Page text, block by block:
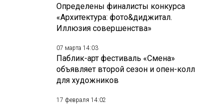
Определены финалисты конкурса
«Архитектура: фото&диджитал.
Иллюзия совершенства»
07 марта 14:03
Паблик-арт фестиваль «Смена»
объявляет второй сезон и опен-колл
для художников
17 февраля 14:02